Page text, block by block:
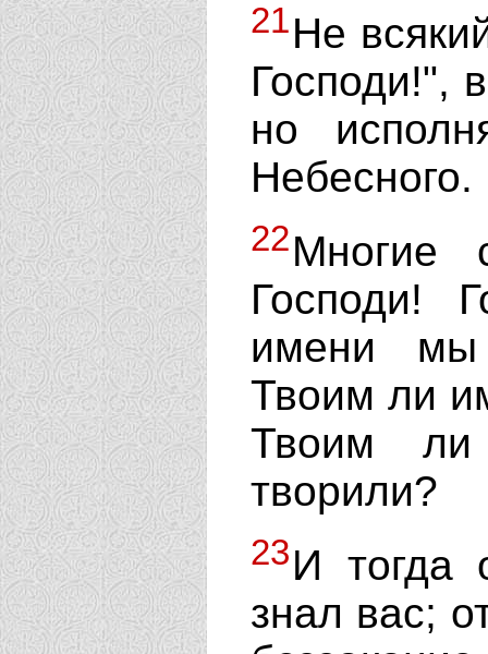
21Не
Господи!",
но
Небесного.
22Многие
Господи!
имени мы
Твоим ли
Твоим ли
творили?
23И тогда
знал вас;